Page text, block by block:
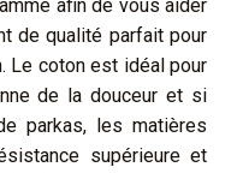
afin de vous aider
de qualité parfait pour
Le coton est idéal pour
de la douceur et si
parkas, les matières
supérieure et